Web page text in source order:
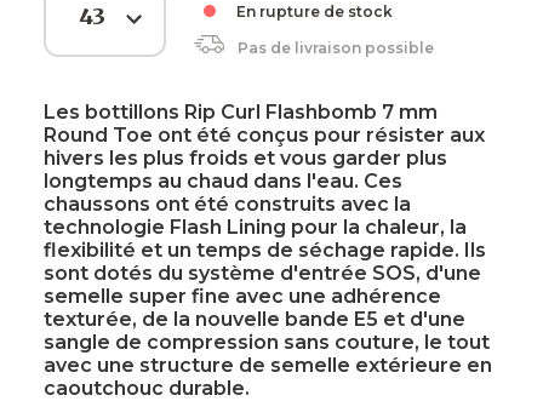
43
En rupture de stock
Pas de livraison possible
Les bottillons Rip Curl Flashbomb 7 mm
Round Toe ​​​ont été conçus pour résister aux
hivers les plus froids et vous garder plus
longtemps au chaud dans l'eau. Ces
chaussons ont été construits avec la
technologie Flash Lining pour la chaleur, la
flexibilité et un temps de séchage rapide. Ils
sont dotés du système d'entrée SOS, d'une
semelle super fine avec une adhérence
texturée, de la nouvelle bande E5 et d'une
sangle de compression sans couture, le tout
avec une structure de semelle extérieure en
caoutchouc durable.